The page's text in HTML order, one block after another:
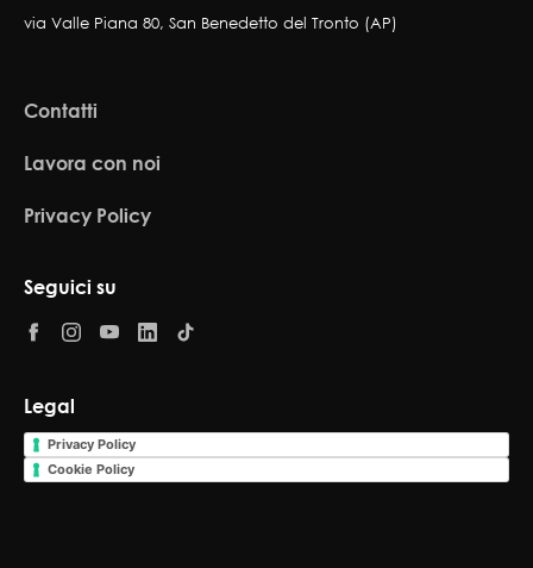
via Valle Piana 80, San Benedetto del Tronto (AP)
Contatti
Lavora con noi
Privacy Policy
Seguici su
Legal
Privacy Policy
Cookie Policy